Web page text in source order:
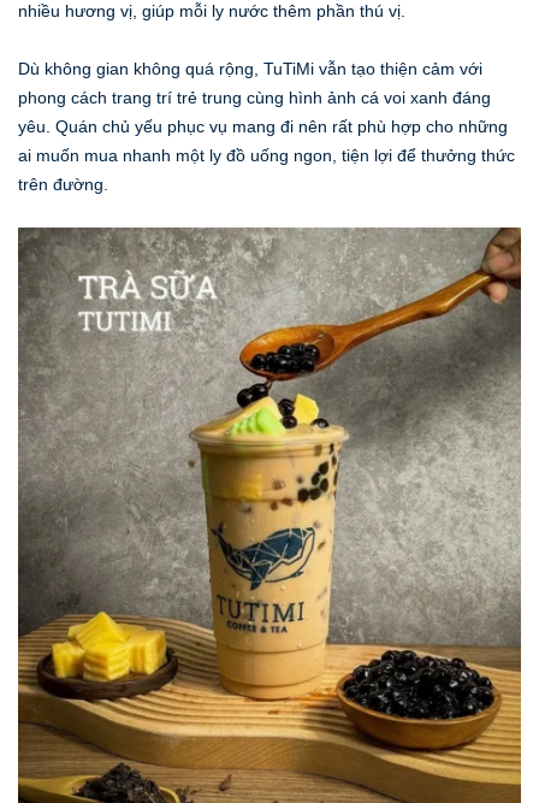
nhiều hương vị, giúp mỗi ly nước thêm phần thú vị.
Dù không gian không quá rộng, TuTiMi vẫn tạo thiện cảm với
phong cách trang trí trẻ trung cùng hình ảnh cá voi xanh đáng
yêu. Quán chủ yếu phục vụ mang đi nên rất phù hợp cho những
ai muốn mua nhanh một ly đồ uống ngon, tiện lợi để thưởng thức
trên đường.